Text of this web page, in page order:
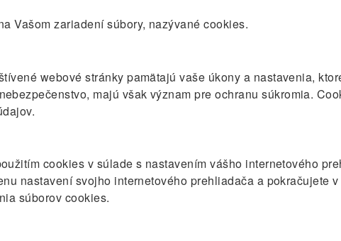
Vašom zariadení súbory, nazývané cookies.
webové stránky pamätajú vaše úkony a nastavenia,
majú však význam pre ochranu súkromia.
cookies v súlade s nastavením vášho internetového
nastavení svojho internetového prehliadača a pokračujete
súborov cookies.